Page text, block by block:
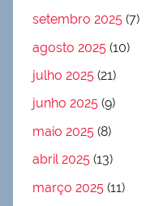
setembro 2025 (7)
agosto 2025 (10)
julho 2025 (21)
junho 2025 (9)
maio 2025 (8)
abril 2025 (13)
março 2025 (11)